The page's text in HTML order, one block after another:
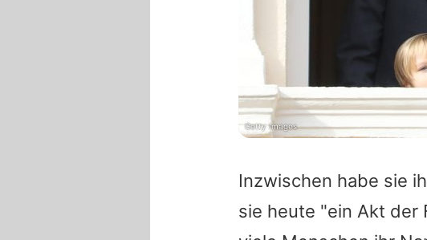
Inzwischen habe sie
sie heute "ein Akt der
Getty Images